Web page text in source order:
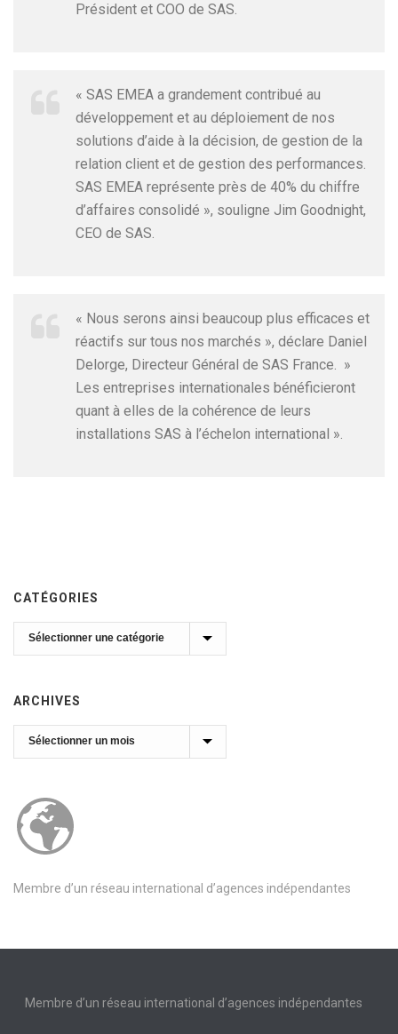
Président et COO de SAS.
« SAS EMEA a grandement contribué au
développement et au déploiement de nos
solutions d’aide à la décision, de gestion de la
relation client et de gestion des performances.
SAS EMEA représente près de 40% du chiffre
d’affaires consolidé », souligne Jim Goodnight,
CEO de SAS.
« Nous serons ainsi beaucoup plus efficaces et
réactifs sur tous nos marchés », déclare Daniel
Delorge, Directeur Général de SAS France. »
Les entreprises internationales bénéficieront
quant à elles de la cohérence de leurs
installations SAS à l’échelon international ».
CATÉGORIES
Catégories
ARCHIVES
Archives
Membre d’un réseau international d’agences indépendantes
Membre d’un réseau international d’agences indépendantes